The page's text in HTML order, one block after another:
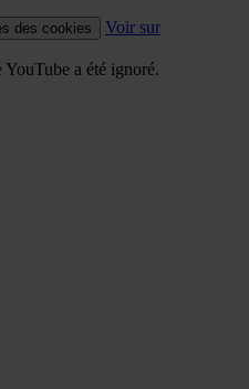
des cookies
Voir sur
a été ignoré.